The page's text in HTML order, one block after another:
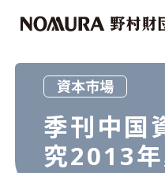
資本市場
季刊中国
究2013